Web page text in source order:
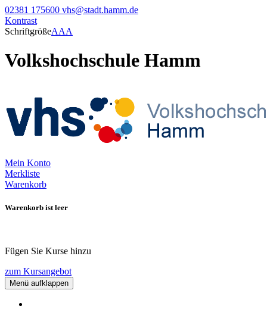
02381 175600 vhs@stadt.hamm.de
Kontrast
SchriftgrößeAAA
Volkshochschule Hamm
Mein Konto
Merkliste
Warenkorb
Warenkorb ist leer
Fügen Sie Kurse hinzu
zum Kursangebot
Menü aufklappen